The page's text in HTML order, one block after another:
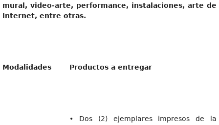
mural, video-arte, performance, instalaciones, arte de
internet, entre otras.
Modalidades Productos a entregar
• Dos (2) ejemplares impresos de la